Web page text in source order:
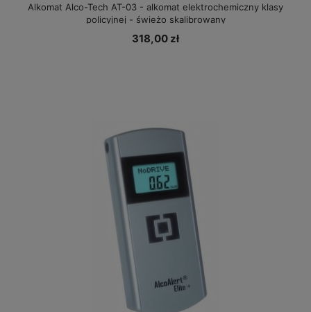
Alkomat Alco-Tech AT-03 - alkomat elektrochemiczny klasy
policyjnej - świeżo skalibrowany
318,00 zł